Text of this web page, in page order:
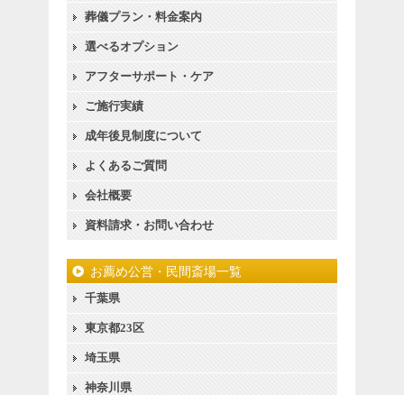
葬儀プラン・料金案内
選べるオプション
アフターサポート・ケア
ご施行実績
成年後見制度について
よくあるご質問
会社概要
資料請求・お問い合わせ
お薦め公営・民間斎場一覧
千葉県
東京都23区
埼玉県
神奈川県